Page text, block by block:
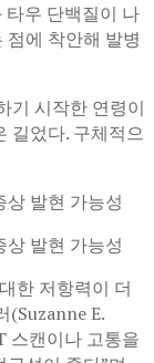
타우 단백질이 나
에 착안해 발병
기 시작한 연령이
길었다. 구체적으
발현 가능성
발현 가능성
한 저항력이 더
(Suzanne E.
스캔이나 고통을